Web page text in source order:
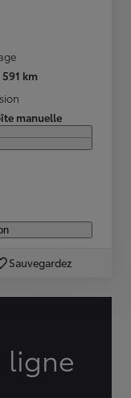
591 km
manuelle
Sauvegardez
ligne